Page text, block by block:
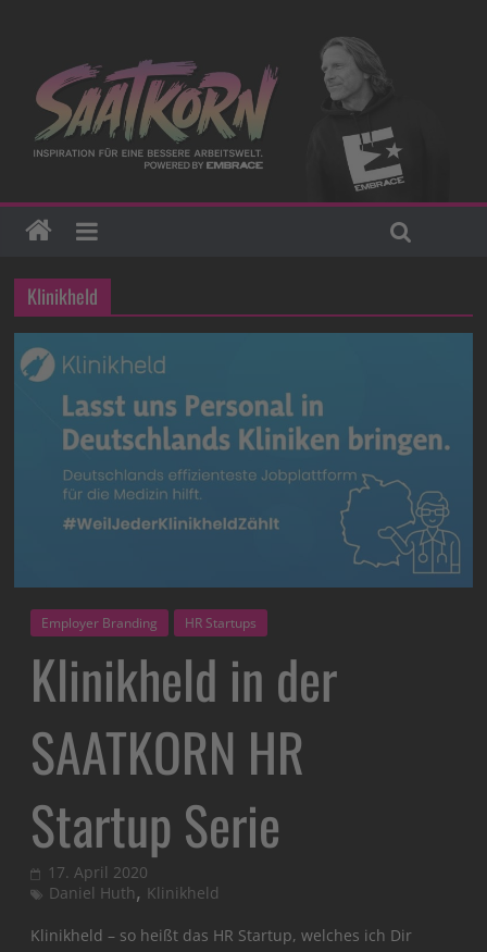
Klinikheld
Employer Branding HR Startups
Klinikheld in der
SAATKORN HR
Startup Serie
17. April 2020
Daniel Huth, Klinikheld
Klinikheld – so heißt das HR Startup, welches ich Dir